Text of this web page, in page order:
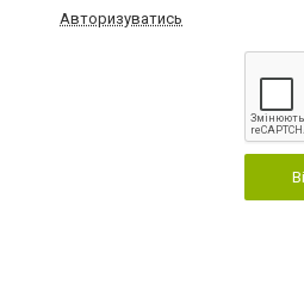
Авторизуватись